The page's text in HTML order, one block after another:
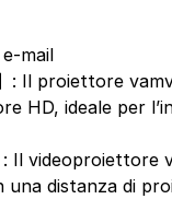
mail
: Il proiettore
HD, ideale per
Il videoproiettore
distanza di